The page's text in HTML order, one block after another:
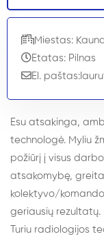
Miestas:
Etatas: Pilnas
El. paštas:
Esu atsakinga,
technologė. Myliu
požiūrį į visus
atsakomybę,
kolektyvo/
geriausių rezultatų.
Turiu radiologijos